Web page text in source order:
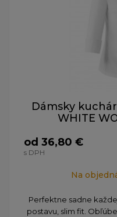
Dámsky
WHITE
od 36,80 €
s DPH
Na
Perfektne sadne
postavu, slim fit.